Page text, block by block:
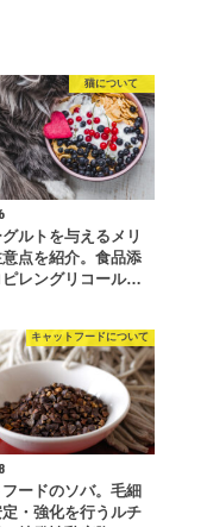
猫について
ルトを与えるメリ
意点を紹介。食品添
ピレングリコール…
キャットフードについて
ードのソバ。毛細
定・強化を行うルチ